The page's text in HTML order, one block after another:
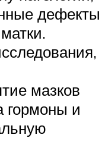
дефекты
мазков
гормоны и